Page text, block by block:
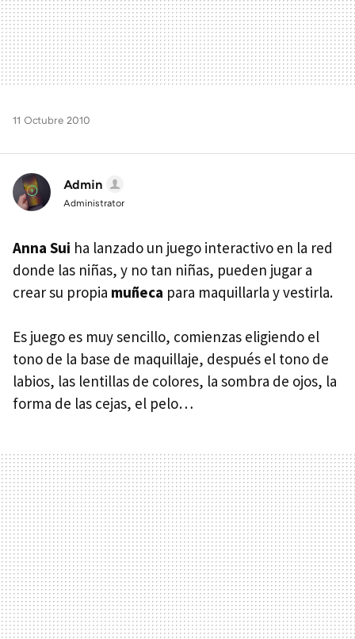
11 Octubre 2010
Admin
Administrator
Anna Sui ha lanzado un juego interactivo en la red
donde las niñas, y no tan niñas, pueden jugar a
crear su propia muñeca para maquillarla y vestirla.
Es juego es muy sencillo, comienzas eligiendo el
tono de la base de maquillaje, después el tono de
labios, las lentillas de colores, la sombra de ojos, la
forma de las cejas, el pelo…